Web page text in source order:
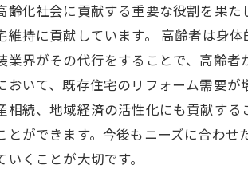
齢化社会に貢献する重要な役割を果
維持に貢献しています。 高齢者は身
業界がその代行をすることで、高齢
おいて、既存住宅のリフォーム需要
相続、地域経済の活性化にも貢献す
とができます。今後もニーズに合わ
くことが大切です。